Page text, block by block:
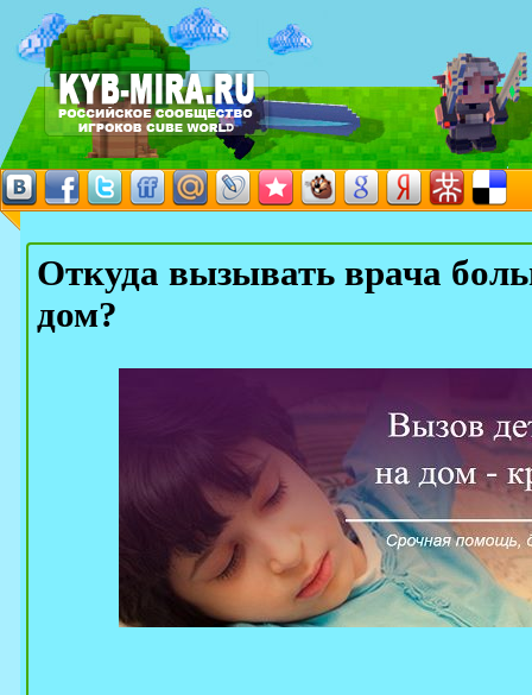
Откуда вызывать врача
дом?